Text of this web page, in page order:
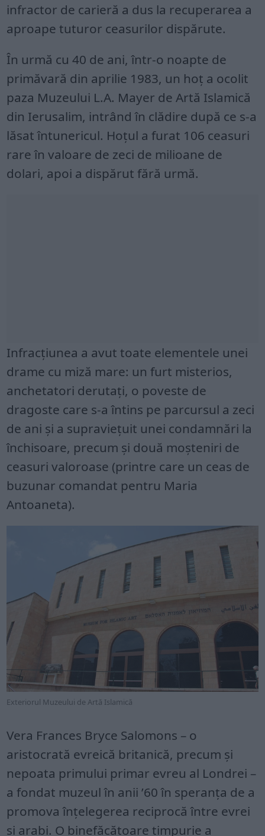
infractor de carieră a dus la recuperarea a
aproape tuturor ceasurilor dispărute.
În urmă cu 40 de ani, într-o noapte de
primăvară din aprilie 1983, un hoț a ocolit
paza Muzeului L.A. Mayer de Artă Islamică
din Ierusalim, intrând în clădire după ce s-a
lăsat întunericul. Hoțul a furat 106 ceasuri
rare în valoare de zeci de milioane de
dolari, apoi a dispărut fără urmă.
Infracțiunea a avut toate elementele unei
drame cu miză mare: un furt misterios,
anchetatori derutați, o poveste de
dragoste care s-a întins pe parcursul a zeci
de ani și a supraviețuit unei condamnări la
închisoare, precum și două moșteniri de
ceasuri valoroase (printre care un ceas de
buzunar comandat pentru Maria
Antoaneta).
Exteriorul Muzeului de Artă Islamică
Vera Frances Bryce Salomons – o
aristocrată evreică britanică, precum și
nepoata primului primar evreu al Londrei –
a fondat muzeul în anii ’60 în speranța de a
promova înțelegerea reciprocă între evrei
și arabi. O binefăcătoare timpurie a